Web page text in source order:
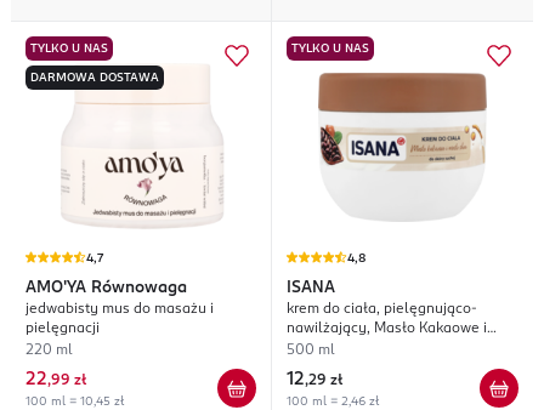
TYLKO U NAS
DARMOWA DOSTAWA
4,7
AMO'YA Równowaga
jedwabisty mus do masażu i
pielęgnacji
220 ml
22,99 zł
100 ml = 10,45 zł
TYLKO U NAS
4,8
ISANA
krem do ciała, pielęgnująco-
nawilżający, Masło Kakaowe i
Masło Shea
500 ml
12,29 zł
100 ml = 2,46 zł